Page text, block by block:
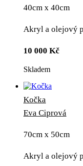
40cm x 40cm
Akryl a olejový
10 000 Kč
Skladem
Kočka
Eva Ciprová
70cm x 50cm
Akryl a olejový